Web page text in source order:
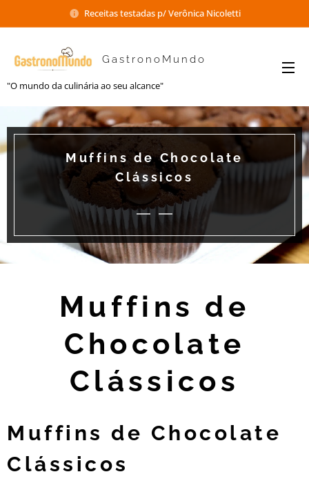
Receitas testadas p/ Verônica Nicoletti
GastronoMundo
"O mundo da culinária ao seu alcance"
Muffins de Chocolate
Clássicos
Muffins de
Chocolate
Clássicos
Muffins de Chocolate
Clássicos